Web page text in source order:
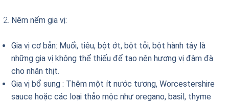
Nêm nếm gia vị:
Gia vị cơ bản: Muối, tiêu, bột ớt, bột tỏi, bột hành tây là
những gia vị không thể thiếu để tạo nên hương vị đậm đà
cho nhân thịt.
Gia vị bổ sung : Thêm một ít nước tương, Worcestershire
sauce hoặc các loại thảo mộc như oregano, basil, thyme